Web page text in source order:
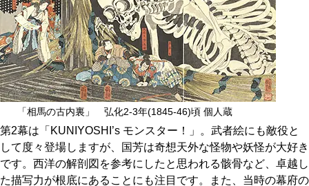
紹介します。
おすすめのイベント
「相馬の古内裏」 弘化2-3年(1845-46)頃 個人蔵
第2幕は「KUNIYOSHI’s モンスター！」。武者絵にも敵役と
して度々登場しますが、国芳は奇想天外な怪物や妖怪が大好き
です。西洋の解剖図を参考にしたと思われる骸骨など、卓越し
た描写力が根底にあることにも注目です。また、当時の幕府の